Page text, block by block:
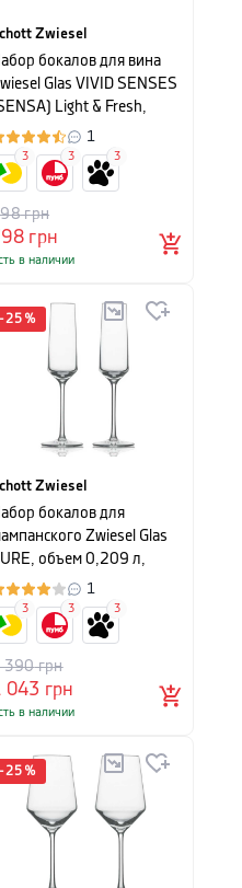
Zwiesel
бокалов для вина
Glas VIVID SENSES
Light & Fresh,
0,363 л,
2 шт
1
грн
грн
в наличии
3 3 3
-25 %
Zwiesel
бокалов для
Zwiesel Glas
объем 0,209 л,
2 шт
1
043 грн
390грн
в наличии
3 3 3
-25 %